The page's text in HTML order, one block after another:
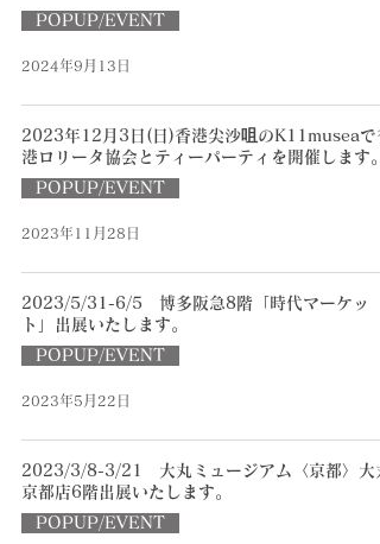
POPUP/EVENT
2024年9月13日
2023年12月3日(日)香港尖沙咀のK11museaで
港ロリータ協会とティーパーティを開催します。
POPUP/EVENT
2023年11月28日
2023/5/31-6/5 博多阪急8階「時代マーケッ
ト」出展いたします。
POPUP/EVENT
2023年5月22日
2023/3/8-3/21 大丸ミュージアム〈京都〉大
京都店6階出展いたします。
POPUP/EVENT